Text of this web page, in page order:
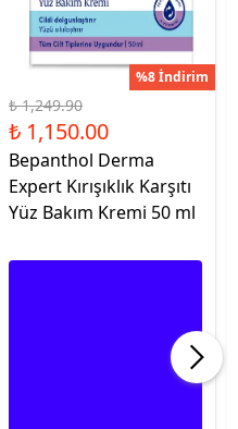
%8 İndirim
₺ 1,249.90
₺ 1,150.00
Bepanthol Derma
Expert Kırışıklık Karşıtı
Yüz Bakım Kremi 50 ml